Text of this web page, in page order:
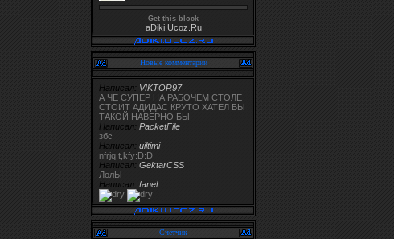
Get this block
aDiki.Ucoz.Ru
Новые комментарии
Написал: VIKTOR97
А ЧЁ СУПЕР НА РАБОЧЕМ СТОЛЕ
СТОИТ АДИДАС КРУТО ХАТЕЛ БЫ
ТАКОЙ НАВЕРНО БЫ
Написал: PacketFile
збс
Написал: uiltimi
nfrjq t,kfy:D:D
Написал: GektarCSS
ЛолЫ
Написал: fanel
Счетчик